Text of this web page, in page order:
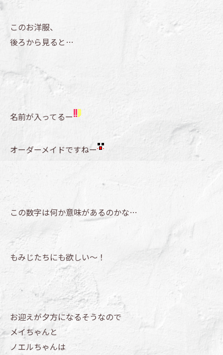
このお洋服、
後ろから見ると…
名前が入ってるー
オーダーメイドですねー
この数字は何か意味があるのかな…
もみじたちにも欲しい～！
お迎えが夕方になるそうなので
メイちゃんと
ノエルちゃんは